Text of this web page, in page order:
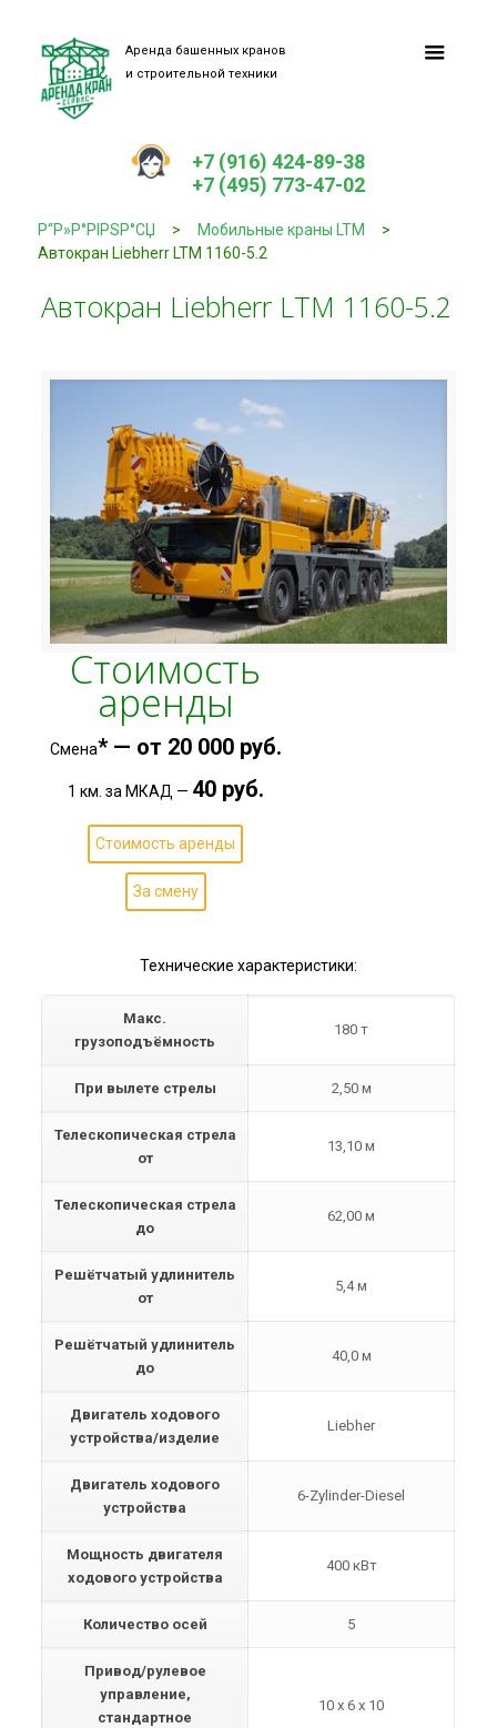
Аренда башенных кранов
и строительной техники
+7 (916) 424-89-38
+7 (495) 773-47-02
Р“Р»Р°РІРЅР°СЏ > Мобильные краны LTM
>
Автокран Liebherr LTM 1160-5.2
Автокран Liebherr LTM 1160-5.2
Стоимость
аренды
Смена* — от 20 000 руб.
1 км. за МКАД — 40 руб.
Стоимость аренды
За смену
Технические характеристики:
Макс.
грузоподъёмность
180 т
При вылете стрелы 2,50 м
Телескопическая стрела
от
13,10 м
Телескопическая стрела
до
62,00 м
Решётчатый удлинитель
от
5,4 м
Решётчатый удлинитель
до
40,0 м
Двигатель ходового
устройства/изделие
Liebher
Двигатель ходового
устройства
6-Zylinder-Diesel
Мощность двигателя
ходового устройства
400 кВт
Количество осей 5
Привод/рулевое
управление,
стандартное
10 x 6 x 10